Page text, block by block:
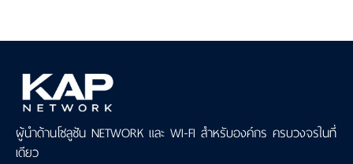
ผู้นำด้านโซลูชัน NETWORK และ WI-FI สำหรับองค์กร ครบวงจรในที่
เดียว